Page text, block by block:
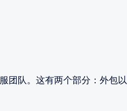
队。这有两个部分：外包以